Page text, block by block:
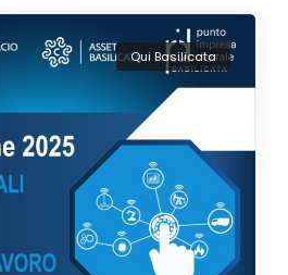
Qui Basilicata